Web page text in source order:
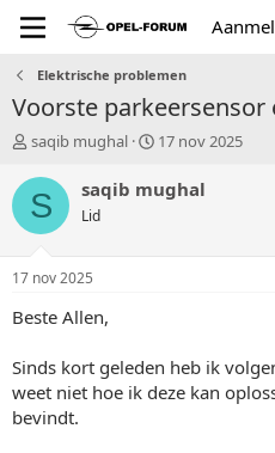
Elektrische problemen
Voorste
T
p
i
a
r
r
saqib mughal
S
a
17 nov 2025
S saqib mughal
Lid
17 nov 2025
Beste Allen,
Sinds kort geleden heb ik
weet niet hoe ik deze kan
bevindt.